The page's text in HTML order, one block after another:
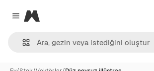
Close menu
Magnific